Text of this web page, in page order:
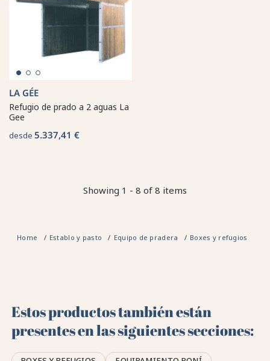
LA GÉE
Refugio de prado a 2 aguas La
Gee
desde 5.337,41 €
Showing 1 - 8 of 8 items
Home Establo y pasto Equipo de pradera Boxes y refugios
Estos productos también están
presentes en las siguientes secciones: